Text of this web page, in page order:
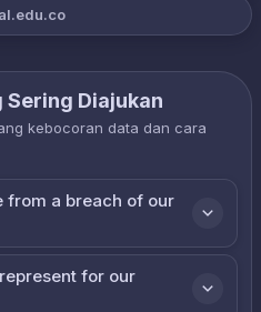
Sering Diajukan
kebocoran data dan cara
from a breach of our
for our